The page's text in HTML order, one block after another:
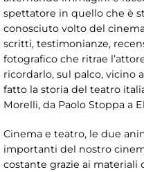
spettatore in quello che è
conosciuto volto del
scritti, testimonianze,
fotografico che ritrae
ricordarlo, sul palco, vicino
fatto la storia del teatro
Morelli, da Paolo Stoppa a
Cinema e teatro, le due
importanti del nostro
costante grazie ai materiali